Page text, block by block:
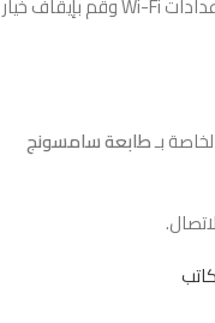
بـطابعة سامسونج